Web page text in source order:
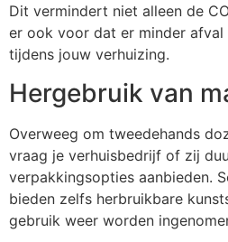
Dit vermindert niet alleen de
er ook voor dat er minder
tijdens jouw verhuizing.
Hergebruik van
Overweeg om tweedehands
vraag je verhuisbedrijf of zij
verpakkingsopties aanbieden.
bieden zelfs herbruikbare
gebruik weer worden